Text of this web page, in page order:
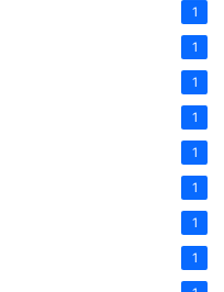
1
1
1
1
1
1
1
1